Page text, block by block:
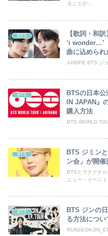
ることが...
BTS
【歌詞・和
‘i wonder…’
曲に込められ
J-HOPE BTS ジ
BTS
BTSの日本公
IN JAPAN』
購入方法
BTS WORLD
BTS
BTS ジミン
ン会」が開
BTSとマクドナ
ニュー・イベント
BTS
BTS ジンの
る方法につい